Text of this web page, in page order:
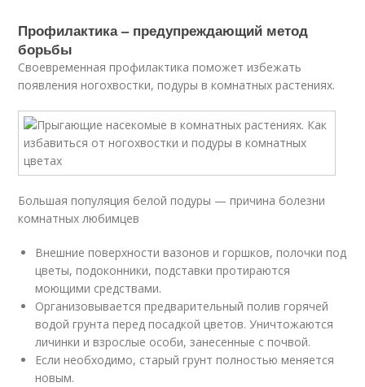
Профилактика – предупреждающий метод
борьбы
Своевременная профилактика поможет избежать
появления ногохвостки, подуры в комнатных растениях.
Большая популяция белой подуры — причина болезни
комнатных любимцев
Внешние поверхности вазонов и горшков, полочки под
цветы, подоконники, подставки протираются
моющими средствами.
Организовывается предварительный полив горячей
водой грунта перед посадкой цветов. Уничтожаются
личинки и взрослые особи, занесенные с почвой.
Если необходимо, старый грунт полностью меняется
новым.